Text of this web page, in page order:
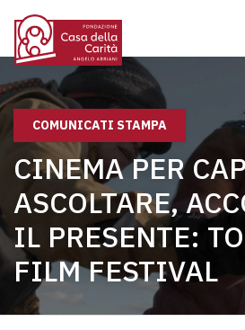
COMUNICATI STAMPA
CINEMA PER
ASCOLTARE,
IL PRESENTE:
FILM FESTIVAL